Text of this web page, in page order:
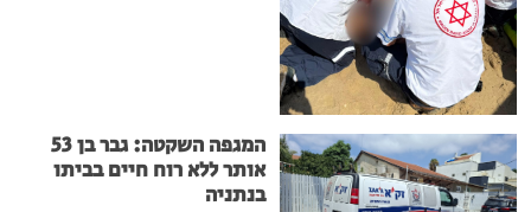
המגפה השקטה: גבר בן 53
אותר ללא רוח חיים בביתו
בנתניה